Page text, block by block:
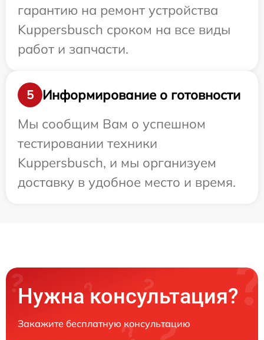
гарантию на ремонт устройства
Kuppersbusch сроком на все виды
работ и запчасти.
5
Информирование о готовности
Мы сообщим Вам о успешном
тестировании техники
Kuppersbusch, и мы организуем
доставку в удобное место и время.
Нужна консультация?
Закажите бесплатную консультацию